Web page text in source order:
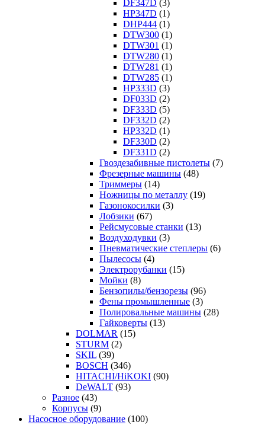
DF347D (3)
HP347D (1)
DHP444 (1)
DTW300 (1)
DTW301 (1)
DTW280 (1)
DTW281 (1)
DTW285 (1)
HP333D (3)
DF033D (2)
DF333D (5)
DF332D (2)
HP332D (1)
DF330D (2)
DF331D (2)
Гвоздезабивные пистолеты (7)
Фрезерные машины (48)
Триммеры (14)
Ножницы по металлу (19)
Газонокосилки (3)
Лобзики (67)
Рейсмусовые станки (13)
Воздуходувки (3)
Пневматические степлеры (6)
Пылесосы (4)
Электрорубанки (15)
Мойки (8)
Бензопилы/бензорезы (96)
Фены промышленные (3)
Полировальные машины (28)
Гайковерты (13)
DOLMAR (15)
STURM (2)
SKIL (39)
BOSCH (346)
HITACHI/HiKOKI (90)
DeWALT (93)
Разное (43)
Корпусы (9)
Насосное оборудование (100)